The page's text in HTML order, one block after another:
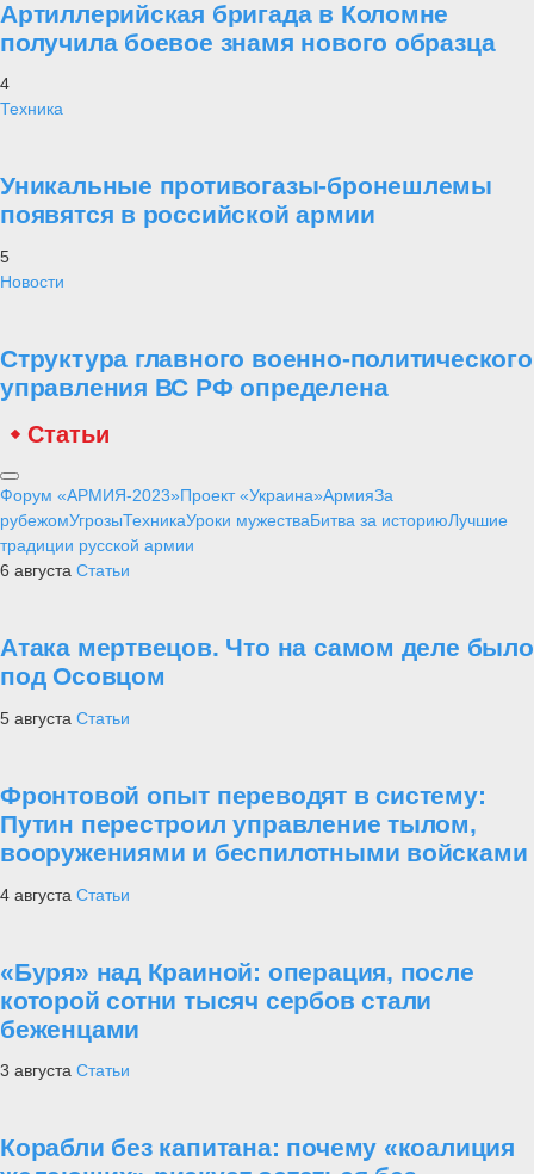
Артиллерийская бригада в Коломне
получила боевое знамя нового образца
4
Техника
Уникальные противогазы-бронешлемы
появятся в российской армии
5
Новости
Структура главного военно-политического
управления ВС РФ определена
Статьи
Форум «АРМИЯ-2023»Проект «Украина»АрмияЗа
рубежомУгрозыТехникаУроки мужестваБитва за историюЛучшие
традиции русской армии
6 августа Статьи
Атака мертвецов. Что на самом деле было
под Осовцом
5 августа Статьи
Фронтовой опыт переводят в систему:
Путин перестроил управление тылом,
вооружениями и беспилотными войсками
4 августа Статьи
«Буря» над Краиной: операция, после
которой сотни тысяч сербов стали
беженцами
3 августа Статьи
Корабли без капитана: почему «коалиция